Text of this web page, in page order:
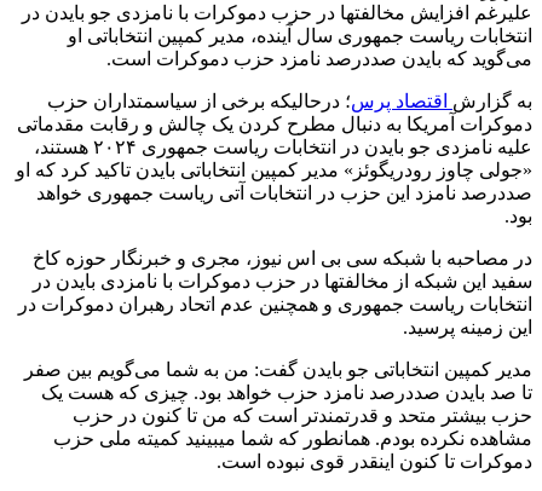
علیرغم افزایش مخالفتها در حزب دموکرات با نامزدی جو بایدن در
انتخابات ریاست جمهوری سال آینده، مدیر کمپین انتخاباتی او
می‌گوید که بایدن صددرصد نامزد حزب دموکرات است.
به گزارش اقتصاد پرس؛ درحالیکه برخی از سیاسمتداران حزب
دموکرات آمریکا به دنبال مطرح کردن یک چالش و رقابت مقدماتی
علیه نامزدی جو بایدن در انتخابات ریاست جمهوری ۲۰۲۴ هستند،
«جولی چاوز رودریگوئز» مدیر کمپین انتخاباتی بایدن تاکید کرد که او
صددرصد نامزد این حزب در انتخابات آتی ریاست جمهوری خواهد
بود.
در مصاحبه با شبکه سی بی اس نیوز، مجری و خبرنگار حوزه کاخ
سفید این شبکه از مخالفتها در حزب دموکرات با نامزدی بایدن در
انتخابات ریاست جمهوری و همچنین عدم اتحاد رهبران دموکرات در
این زمینه پرسید.
مدیر کمپین انتخاباتی جو بایدن گفت: من به شما می‌گویم بین صفر
تا صد بایدن صددرصد نامزد حزب خواهد بود. چیزی که هست یک
حزب بیشتر متحد و قدرتمندتر است که من تا کنون در حزب
مشاهده نکرده بودم. همانطور که شما میبینید کمیته ملی حزب
دموکرات تا کنون اینقدر قوی نبوده است.